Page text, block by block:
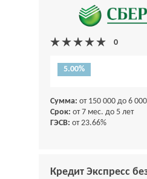
5.00%
Сумма: от 150 000 до 6
Срок: от 7 мес. до 5 лет
ГЭСВ: от 23.66%
Кредит Экспресс